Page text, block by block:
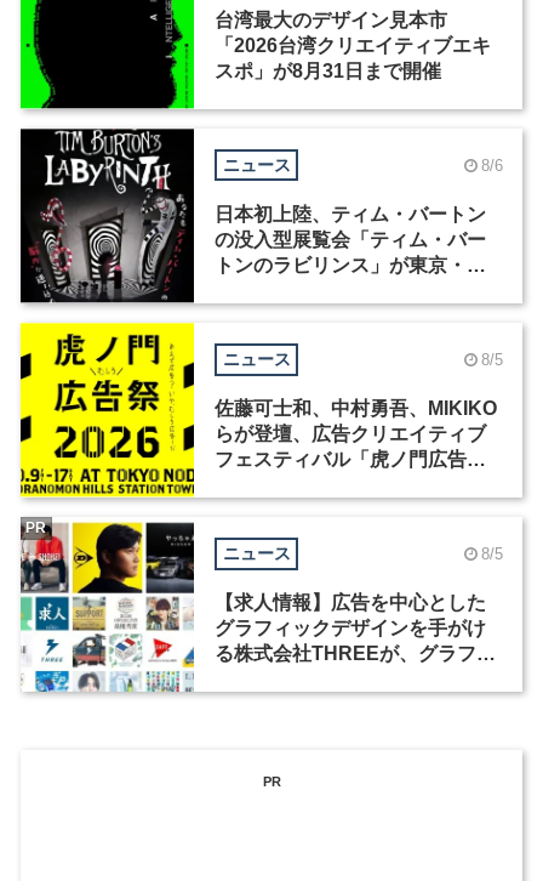
台湾最大のデザイン見本市
「2026台湾クリエイティブエキ
スポ」が8月31日まで開催
ニュース 8/6
日本初上陸、ティム・バートン
の没入型展覧会「ティム・バー
トンのラビリンス」が東京・豊
ニュース 8/5
佐藤可士和、中村勇吾、MIKIKO
らが登壇、広告クリエイティブ
フェスティバル「虎ノ門広告
ニュース 8/5
【求人情報】広告を中心とした
グラフィックデザインを手がけ
る株式会社THREEが、グラフィ
PR
PR